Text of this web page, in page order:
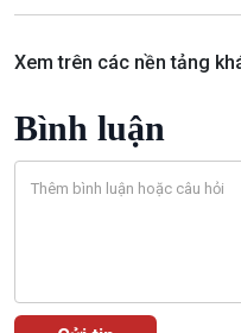
Podcast
Xem trên các nền tảng
Bình luận